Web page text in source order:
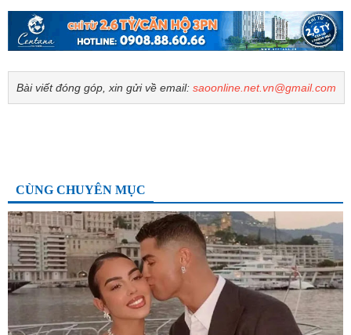
Bài viết đóng góp, xin gửi về email: saoonline.net.vn@gmail.com
CÙNG CHUYÊN MỤC